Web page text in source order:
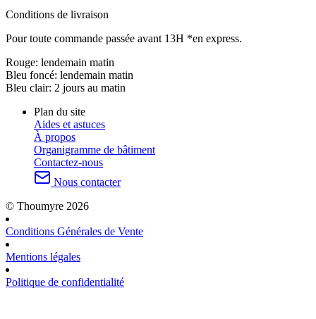
Conditions de livraison
Pour toute commande passée avant 13H *en express.
Rouge: lendemain matin
Bleu foncé: lendemain matin
Bleu clair: 2 jours au matin
Plan du site
Aides et astuces
À propos
Organigramme de bâtiment
Contactez-nous
Nous contacter
© Thoumyre 2026
Conditions Générales de Vente
Mentions légales
Politique de confidentialité